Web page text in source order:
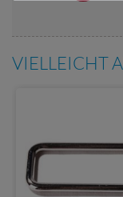
VIELLEICHT